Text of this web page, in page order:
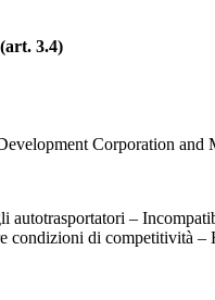
3.4)
Corporation
autotrasportatori –
condizioni di competitività –